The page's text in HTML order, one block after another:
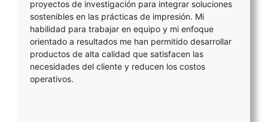
proyectos de investigación para integrar soluciones
sostenibles en las prácticas de impresión. Mi
habilidad para trabajar en equipo y mi enfoque
orientado a resultados me han permitido desarrollar
productos de alta calidad que satisfacen las
necesidades del cliente y reducen los costos
operativos.